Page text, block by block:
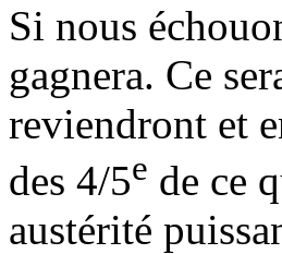
Si nous
gagnera. Ce
reviendront et
des 4/5e de ce
austérité